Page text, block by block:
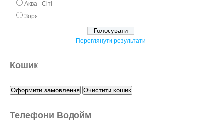
Аква - Сіті
Зоря
Переглянути результати
Кошик
Оформити замовлення Очистити кошик
Телефони Водойм